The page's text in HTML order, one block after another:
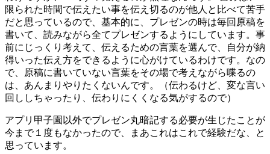
限られた時間で伝えたい事を伝え切るのが他人と比べて苦手
だと思っているので、基本的に、プレゼンの時は毎回原稿を
書いて、読みながら全てプレゼンするようにしています。事
前にじっくり考えて、伝えるための言葉を選んで、自分が納
得いった伝え方をできるように心がけているわけです。なの
で、原稿に書いていない言葉をその場で考えながら喋るの
は、あんまりやりたくないんです。（伝わるけど、変な言い
回ししちゃったり、伝わりにくくなる気がするので）
アプリ甲子園以外でプレゼン丸暗記する必要が生じたことが
今まで１度もなかったので、まあこれはこれで経験だな、と
思っています。